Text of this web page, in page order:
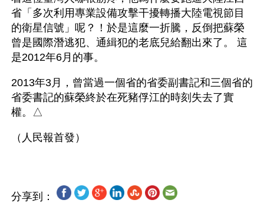
省「多次利用專業設備攻擊干擾轉播大陸電視節目
的衛星信號」呢？！於是這麼一折騰，反倒把蘇榮
曾是國際潛逃犯、通緝犯的老底兒給翻出來了。 這
是2012年6月的事。
2013年3月，曾當過一個省的省委副書記和三個省的
省委書記的蘇榮終於在死豬俘江的時刻失去了實
權。△
分享到：